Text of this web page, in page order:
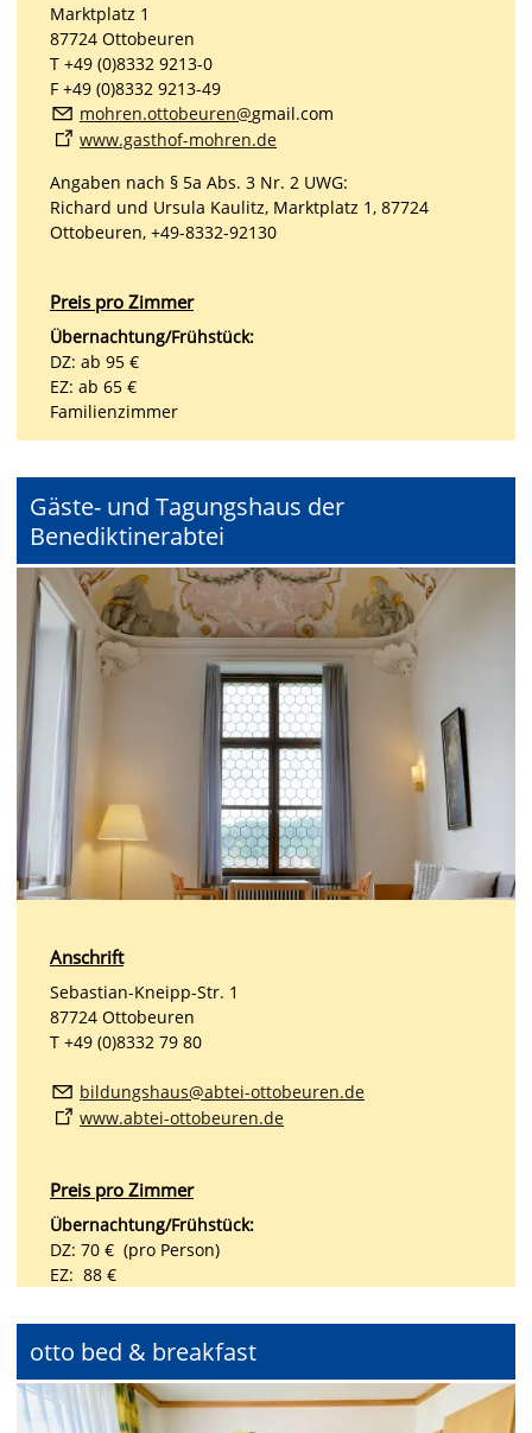
Marktplatz 1
87724 Ottobeuren
T +49 (0)8332 9213-0
F +49 (0)8332 9213-49
m hr n tt b r n
gmail.com
www.gasthof-mohren.de
Angaben nach § 5a Abs. 3 Nr. 2 UWG:
Richard und Ursula Kaulitz, Marktplatz 1, 87724
Ottobeuren, +49-8332-92130
Preis pro Zimmer
Übernachtung/Frühstück:
DZ: ab 95 €
EZ: ab 65 €
Familienzimmer
Gäste- und Tagungshaus der
Benediktinerabtei
Anschrift
Sebastian-Kneipp-Str. 1
87724 Ottobeuren
T +49 (0)8332 79 80
b ld ngsh s bt - tt b r n d
www.abtei-ottobeuren.de
Preis pro Zimmer
Übernachtung/Frühstück:
DZ: 70 € (pro Person)
EZ: 88 €
otto bed & breakfast